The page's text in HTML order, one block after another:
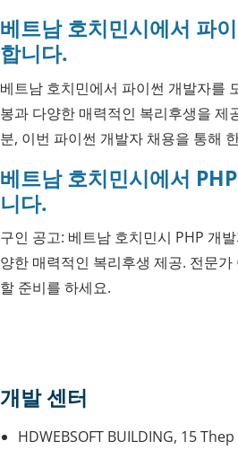
베트남 호치민시에서 파
합니다.
베트남 호치민에서 파이썬 개발자를
봉과 다양한 매력적인 복리후생을 제
분, 이번 파이썬 개발자 채용을 통해
베트남 호치민시에서
니다.
구인 공고: 베트남 호치민시 PHP 개
양한 매력적인 복리후생 제공. 전문
할 준비를 하세요.
개발 센터
HDWEBSOFT BUILDING, 15